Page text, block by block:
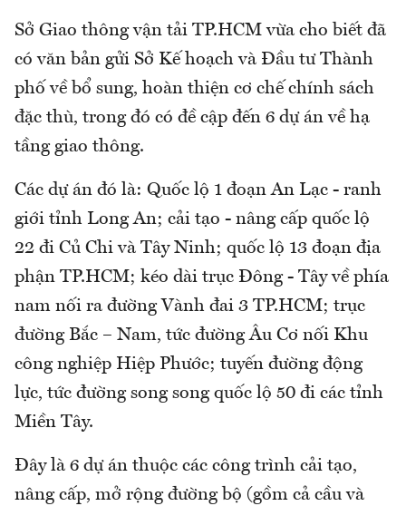
Sở Giao thông vận tải TP.HCM vừa cho biết đã
có văn bản gửi Sở Kế hoạch và Đầu tư Thành
phố về bổ sung, hoàn thiện cơ chế chính sách
đặc thù, trong đó có đề cập đến 6 dự án về hạ
tầng giao thông.
Các dự án đó là: Quốc lộ 1 đoạn An Lạc - ranh
giới tỉnh Long An; cải tạo - nâng cấp quốc lộ
22 đi Củ Chi và Tây Ninh; quốc lộ 13 đoạn địa
phận TP.HCM; kéo dài trục Đông - Tây về phía
nam nối ra đường Vành đai 3 TP.HCM; trục
đường Bắc – Nam, tức đường Âu Cơ nối Khu
công nghiệp Hiệp Phước; tuyến đường động
lực, tức đường song song quốc lộ 50 đi các tỉnh
Miền Tây.
Đây là 6 dự án thuộc các công trình cải tạo,
nâng cấp, mở rộng đường bộ (gồm cả cầu và